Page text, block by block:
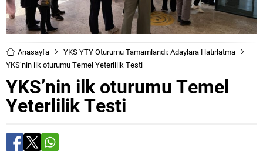
Anasayfa
YKS YTY Oturumu Tamamlandı: Adaylara Hatırlatma
YKS’nin ilk oturumu Temel Yeterlilik Testi
YKS’nin ilk oturumu Temel
Yeterlilik Testi